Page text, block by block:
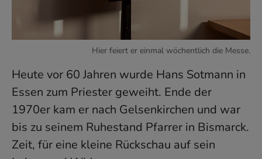
Heute vor 60 Jahren wurde Hans Sotmann in
Essen zum Priester geweiht. Ende der
1970er kam er nach Gelsenkirchen und war
bis zu seinem Ruhestand Pfarrer in Bismarck.
Zeit, für eine kleine Rückschau auf sein
Hier feiert er einmal wöchentlich die Messe.